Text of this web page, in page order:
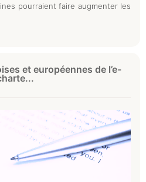
pourraient faire augmenter les
et européennes de l’e-